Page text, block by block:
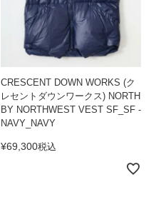
CRESCENT DOWN WORKS (ク
レセントダウンワークス) NORTH
BY NORTHWEST VEST SF_SF -
NAVY_NAVY
¥69,300税込